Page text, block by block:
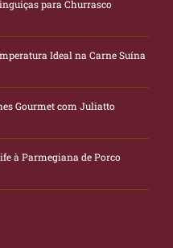
para Churrasco
Ideal na Carne Suína
Gourmet com Juliatto
à Parmegiana de Porco